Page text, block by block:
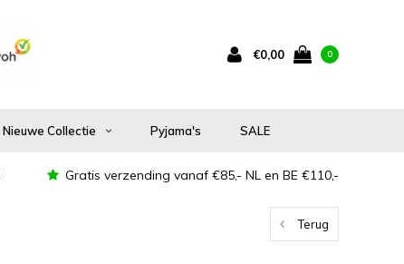
€0,00 0
Nieuwe Collectie Pyjama's SALE
Gratis verzending vanaf €85,- NL en BE €110,-
Terug